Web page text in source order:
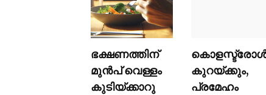
ഭക്ഷണത്തിന്
മുന്‍പ് വെള്ളം
കുടിയ്ക്കാറു
കുറയ്ക്കും,
പ്രമേഹം